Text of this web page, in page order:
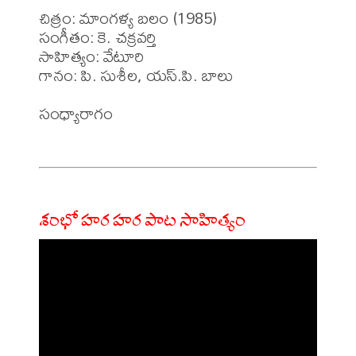
చిత్రం: మాంగళ్య బలం (1985)
సంగీతం: కె. చక్రవర్తి
సాహిత్యం: వేటూరి
గానం: పి. సుశీల, యస్.పి. బాలు
సంధ్యారాగం
శంభో హర హర పాట సాహిత్యం